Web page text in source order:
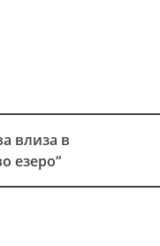
влиза в
езеро“